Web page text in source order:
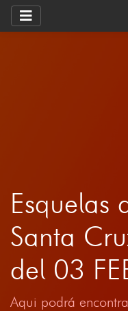
Esquelas
Santa
del 03
Aqui podrá